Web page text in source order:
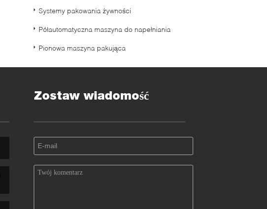
Systemy pakowania żywności
Półautomatyczna maszyna do napełniania
Pionowa maszyna pakująca
Zostaw wiadomość